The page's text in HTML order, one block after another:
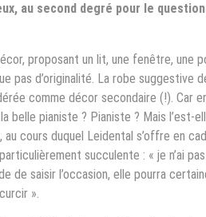
au second degré pour le
proposant un lit, une fenêtre, une
pas d’originalité. La robe suggestive
comme décor secondaire (!). Car
belle pianiste ? Pianiste ? Mais l’est-
au cours duquel Leidental s’offre en
succulente : « je n’ai
de saisir l’occasion, elle pourra
».